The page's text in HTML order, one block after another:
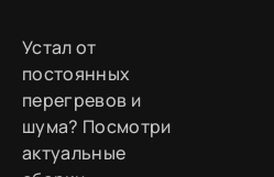
Устал от
постоянных
перегревов и
шума? Посмотри
актуальные